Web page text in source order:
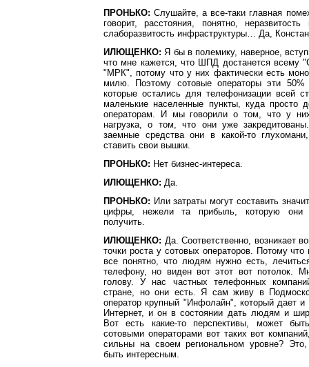
ПРОНЬКО: Слушайте, а все-таки главная
говорит, расстояния, понятно,
слаборазвитость инфраструктуры… Да,
ИЛЮЩЕНКО: Я бы в полемику, наверное,
что мне кажется, что ШПД достанется всему
"МРК", потому что у них фактически есть
милю. Поэтому сотовые операторы эти
которые остались для телефонизации всей
маленькие населенные пункты, куда просто
операторам. И мы говорили о том, что у
нагрузка, о том, что они уже
заемные средства они в какой-то
ставить свои вышки.
ПРОНЬКО: Нет бизнес-интереса.
ИЛЮЩЕНКО: Да.
ПРОНЬКО: Или затраты могут составить
цифры, нежели та прибыль, которую они
получить.
ИЛЮЩЕНКО: Да. Соответственно, возникает
точки роста у сотовых операторов. Потому
все понятно, что людям нужно есть,
телефону, но виден вот этот вот потолок.
голову. У нас частных телефонных
стране, но они есть. Я сам живу в
оператор крупный "Инфолайн", который дает
Интернет, и он в состоянии дать людям и
Вот есть какие-то перспективы, может
сотовыми операторами вот таких вот
сильны на своем региональном уровне?
быть интересным.